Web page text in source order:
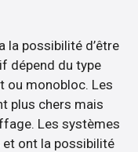
la possibilité d’être
dépend du type
ou monobloc. Les
plus chers mais
Les systèmes
ont la possibilité